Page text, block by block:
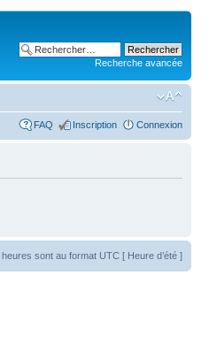
Recherche avancée
FAQ Inscription Connexion
heures sont au format UTC [ Heure d’été ]